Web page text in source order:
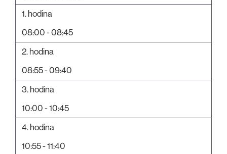
1. hodina
08:00 - 08:45
2. hodina
08:55 - 09:40
3. hodina
10:00 - 10:45
4. hodina
10:55 - 11:40